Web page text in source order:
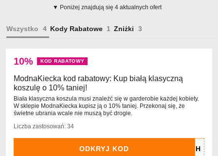
▼ Poniżej znajdują się 4 aktualnych ofert
Wszystko Kody Rabatowe Zniżki
10% KOD RABATOWY
ModnaKiecka kod rabatowy: Kup białą klasyczną
koszulę o 10% taniej!
Biała klasyczna koszula musi znależć się w garderobie każdej kobiety.
W sklepie ModnaKiecka kupisz ją o 10% taniej. Przekonaj się, że
świetne ubrania wcale nie muszą być drogie.
Liczba zastosowań: 34
ODKRYJ KOD